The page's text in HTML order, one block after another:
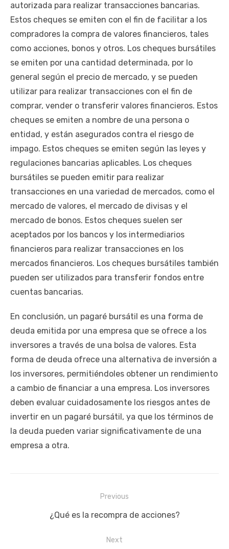
autorizada para realizar transacciones bancarias.
Estos cheques se emiten con el fin de facilitar a los
compradores la compra de valores financieros, tales
como acciones, bonos y otros. Los cheques bursátiles
se emiten por una cantidad determinada, por lo
general según el precio de mercado, y se pueden
utilizar para realizar transacciones con el fin de
comprar, vender o transferir valores financieros. Estos
cheques se emiten a nombre de una persona o
entidad, y están asegurados contra el riesgo de
impago. Estos cheques se emiten según las leyes y
regulaciones bancarias aplicables. Los cheques
bursátiles se pueden emitir para realizar
transacciones en una variedad de mercados, como el
mercado de valores, el mercado de divisas y el
mercado de bonos. Estos cheques suelen ser
aceptados por los bancos y los intermediarios
financieros para realizar transacciones en los
mercados financieros. Los cheques bursátiles también
pueden ser utilizados para transferir fondos entre
cuentas bancarias.
En conclusión, un pagaré bursátil es una forma de
deuda emitida por una empresa que se ofrece a los
inversores a través de una bolsa de valores. Esta
forma de deuda ofrece una alternativa de inversión a
los inversores, permitiéndoles obtener un rendimiento
a cambio de financiar a una empresa. Los inversores
deben evaluar cuidadosamente los riesgos antes de
invertir en un pagaré bursátil, ya que los términos de
la deuda pueden variar significativamente de una
empresa a otra.
Previous
Previous
¿Qué es la recompra de acciones?
Next